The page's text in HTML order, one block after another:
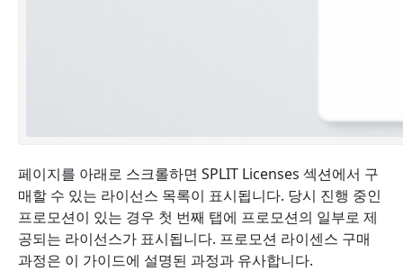
페이지를 아래로 스크롤하면 SPLIT Licenses 섹션에서 구
매할 수 있는 라이선스 목록이 표시됩니다. 당시 진행 중인
프로모션이 있는 경우 첫 번째 탭에 프로모션의 일부로 제
공되는 라이선스가 표시됩니다. 프로모션 라이센스 구매
과정은 이 가이드에 설명된 과정과 유사합니다.